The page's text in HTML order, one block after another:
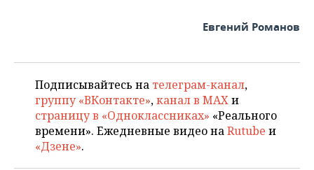
Евгений Романов
Подписывайтесь на телеграм-канал,
группу «ВКонтакте»,канал в MAXи
страницу в «Одноклассниках» «Реального
времени». Ежедневные видео наRutube и
«Дзене».